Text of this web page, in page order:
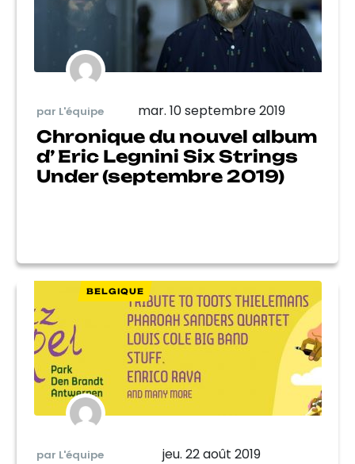
par L'équipe mar. 10 septembre 2019
Chronique du nouvel album
d’ Eric Legnini Six Strings
Under (septembre 2019)
BELGIQUE
par L'équipe jeu. 22 août 2019